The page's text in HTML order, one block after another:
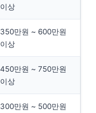
이상
350만원 ~ 600만원
이상
450만원 ~ 750만원
이상
300만원 ~ 500만원